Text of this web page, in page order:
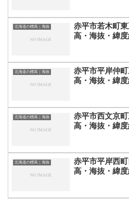
北海道の標高｜海抜
赤平市若木町
高・海抜・緯
北海道の標高｜海抜
赤平市平岸仲
高・海抜・緯
北海道の標高｜海抜
赤平市西文京
高・海抜・緯
北海道の標高｜海抜
赤平市平岸西
高・海抜・緯